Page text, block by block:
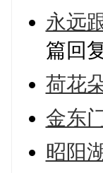
永远
篇回
荷花
金东
昭阳